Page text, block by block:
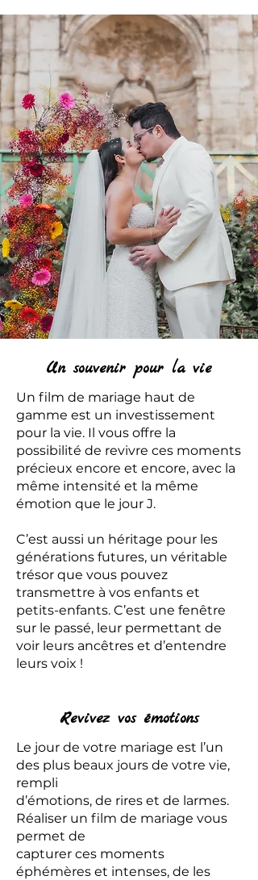
Un souvenir pour la vie
Un film de mariage haut de
gamme est un investissement
pour la vie. Il vous offre la
possibilité de revivre ces moments
précieux encore et encore, avec la
même intensité et la même
émotion que le jour J.
C’est aussi un héritage pour les
générations futures, un véritable
trésor que vous pouvez
transmettre à vos enfants et
petits-enfants. C’est une fenêtre
sur le passé, leur permettant de
voir leurs ancêtres et d’entendre
leurs voix !
Revivez vos émotions
Le jour de votre mariage est l’un
des plus beaux jours de votre vie,
rempli
d’émotions, de rires et de larmes.
Réaliser un film de mariage vous
permet de
capturer ces moments
éphémères et intenses, de les